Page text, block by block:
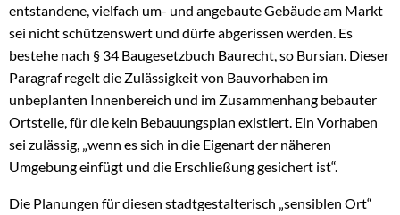
entstandene, vielfach um- und angebaute Gebäude am Markt
sei nicht schützenswert und dürfe abgerissen werden. Es
bestehe nach § 34 Baugesetzbuch Baurecht, so Bursian. Dieser
Paragraf regelt die Zulässigkeit von Bauvorhaben im
unbeplanten Innenbereich und im Zusammenhang bebauter
Ortsteile, für die kein Bebauungsplan existiert. Ein Vorhaben
sei zulässig, „wenn es sich in die Eigenart der näheren
Umgebung einfügt und die Erschließung gesichert ist“.
Die Planungen für diesen stadtgestalterisch „sensiblen Ort“